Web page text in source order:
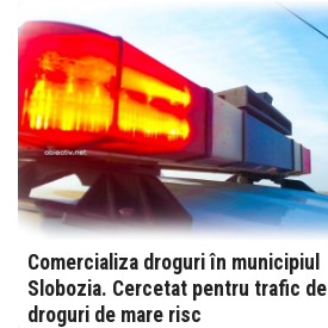
Comercializa droguri în municipiul
Slobozia. Cercetat pentru trafic de
droguri de mare risc